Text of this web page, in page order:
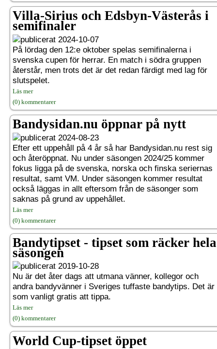
Villa-Sirius och Edsbyn-Västerås i
semifinaler
2024-10-07
På lördag den 12:e oktober spelas semifinalerna i
svenska cupen för herrar. En match i södra gruppen
återstår, men trots det är det redan färdigt med lag för
slutspelet.
Läs mer
(0) kommentarer
Bandysidan.nu öppnar på nytt
2024-08-23
Efter ett uppehåll på 4 år så har Bandysidan.nu rest sig
och återöppnat. Nu under säsongen 2024/25 kommer
fokus ligga på de svenska, norska och finska seriernas
resultat, samt VM. Under säsongen kommer resultat
också läggas in allt eftersom från de säsonger som
saknas på grund av uppehållet.
Läs mer
(0) kommentarer
Bandytipset - tipset som räcker hela
säsongen
2019-10-28
Nu är det åter dags att utmana vänner, kollegor och
andra bandyvänner i Sveriges tuffaste bandytips. Det är
som vanligt gratis att tippa.
Läs mer
(0) kommentarer
World Cup-tipset öppet